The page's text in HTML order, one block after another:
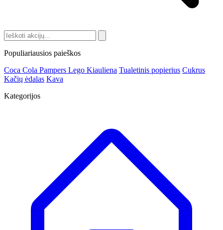
Populiariausios paieškos
Coca Cola Pampers Lego Kiauliena Tualetinis popierius Cukrus
Kačių ėdalas Kava
Kategorijos